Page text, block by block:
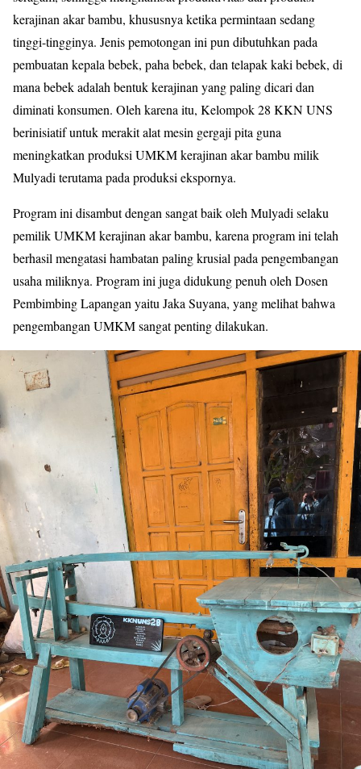
kerajinan akar bambu, khususnya ketika permintaan sedang
tinggi-tingginya. Jenis pemotongan ini pun dibutuhkan pada
pembuatan kepala bebek, paha bebek, dan telapak kaki bebek, di
mana bebek adalah bentuk kerajinan yang paling dicari dan
diminati konsumen. Oleh karena itu, Kelompok 28 KKN UNS
berinisiatif untuk merakit alat mesin gergaji pita guna
meningkatkan produksi UMKM kerajinan akar bambu milik
Mulyadi terutama pada produksi ekspornya.
Program ini disambut dengan sangat baik oleh Mulyadi selaku
pemilik UMKM kerajinan akar bambu, karena program ini telah
berhasil mengatasi hambatan paling krusial pada pengembangan
usaha miliknya. Program ini juga didukung penuh oleh Dosen
Pembimbing Lapangan yaitu Jaka Suyana, yang melihat bahwa
pengembangan UMKM sangat penting dilakukan.